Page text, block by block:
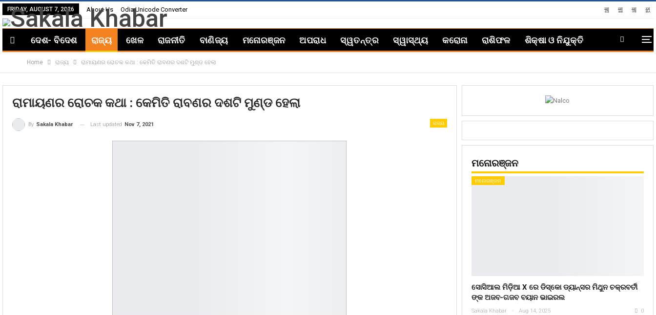
FRIDAY, AUGUST 7, 2026 About Us Odia Unicode Converter
ଦେଶ- ବିଦେଶ ରାଜ୍ୟ ଖେଳ ରାଜନୀତି ବାଣିଜ୍ୟ ମନୋରଞ୍ଜନ ଅପରାଧ ସ୍ୱତନ୍ତ୍ର ସ୍ୱାସ୍ଥ୍ୟ କରୋନା ରାଶିଫଳ ଶିକ୍ଷା ଓ ନିଯୁକ୍ତି
Home ରାଜ୍ୟ ରାମାୟଣର ରୋଚକ କଥା : କେମିତି ରାବଣର ଦଶଟି ମୁଣ୍ଡ ହେଲା
ରାମାୟଣର ରୋଚକ କଥା : କେମିତି ରାବଣର ଦଶଟି ମୁଣ୍ଡ ହେଲା
ରାଜ୍ୟ
By Sakala Khabar Last updated Nov 7, 2021
ମନୋରଞ୍ଜନ
ମନୋରଞ୍ଜନ
ସୋସିଆଲ ମିଡ଼ିଆ X ରେ ଡିସ୍କୋ ଡ୍ୟାନ୍ସର ମିଥୁନ ଚକ୍ରବର୍ତୀ
ଙ୍କ ଅଜବ-ଗଜବ ବୟାନ ଭାଇରଲ
Sakala Khabar Aug 14, 2025 0